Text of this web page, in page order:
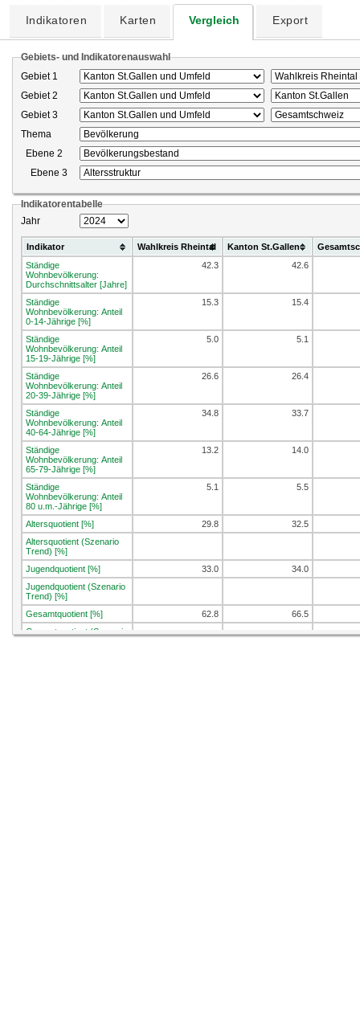
Indikatoren Karten Vergleich Export
Gebiets- und Indikatorenauswahl
Gebiet 1
Gebiet 2
Gebiet 3
Thema
Ebene 2
Ebene 3
Indikatorentabelle
Jahr
Indikator Wahlkreis Rheintal Kanton St.Gallen
Ständige
Wohnbevölkerung:
Durchschnittsalter [Jahre]
42.3 42.6
Ständige
Wohnbevölkerung: Anteil
0-14-Jährige [%]
15.3 15.4
Ständige
Wohnbevölkerung: Anteil
15-19-Jährige [%]
5.0 5.1
Ständige
Wohnbevölkerung: Anteil
20-39-Jährige [%]
26.6 26.4
Ständige
Wohnbevölkerung: Anteil
40-64-Jährige [%]
34.8 33.7
Ständige
Wohnbevölkerung: Anteil
65-79-Jährige [%]
13.2 14.0
Ständige
Wohnbevölkerung: Anteil
80 u.m.-Jährige [%]
5.1 5.5
Altersquotient [%] 29.8
32.5
Altersquotient (Szenario
Trend) [%]
Jugendquotient [%]
33.0
34.0
Jugendquotient (Szenario
Trend) [%]
Gesamtquotient [%]
62.8
66.5
Gesamtquotient (Szenario